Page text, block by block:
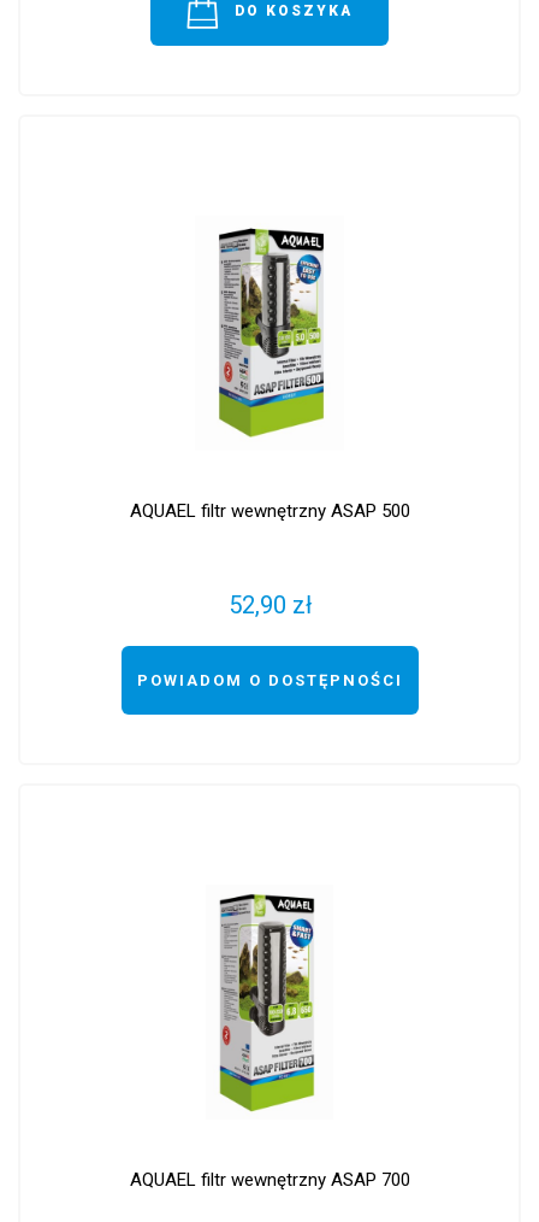
DO KOSZYKA
AQUAEL filtr wewnętrzny ASAP 500
52,90 zł
POWIADOM O DOSTĘPNOŚCI
AQUAEL filtr wewnętrzny ASAP 700